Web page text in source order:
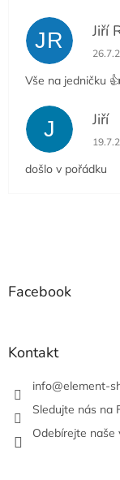
JR Jiří
Vše na jedničku 👍
J Jiří
došlo v pořádku
Facebook
Kontakt
info@element-
Sledujte nás na
Odebírejte naše